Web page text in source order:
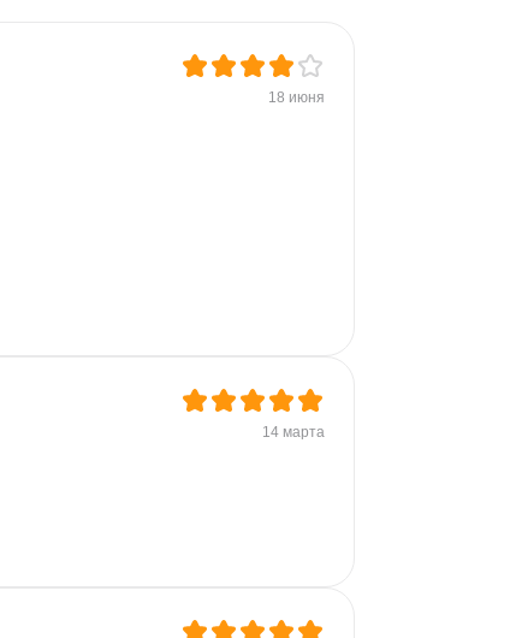
18 июня
14 марта